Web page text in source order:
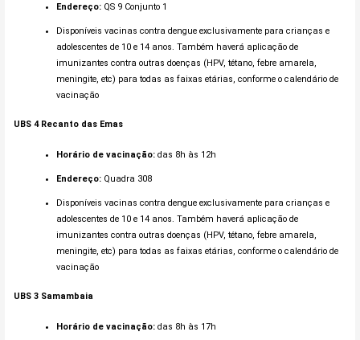
Endereço: QS 9 Conjunto 1
Disponíveis vacinas contra dengue exclusivamente para crianças e
adolescentes de 10 e 14 anos. Também haverá aplicação de
imunizantes contra outras doenças (HPV, tétano, febre amarela,
meningite, etc) para todas as faixas etárias, conforme o calendário de
vacinação
UBS 4 Recanto das Emas
Horário de vacinação:das 8h às 12h
Endereço: Quadra 308
Disponíveis vacinas contra dengue exclusivamente para crianças e
adolescentes de 10 e 14 anos. Também haverá aplicação de
imunizantes contra outras doenças (HPV, tétano, febre amarela,
meningite, etc) para todas as faixas etárias, conforme o calendário de
vacinação
UBS 3 Samambaia
Horário de vacinação:das 8h às 17h